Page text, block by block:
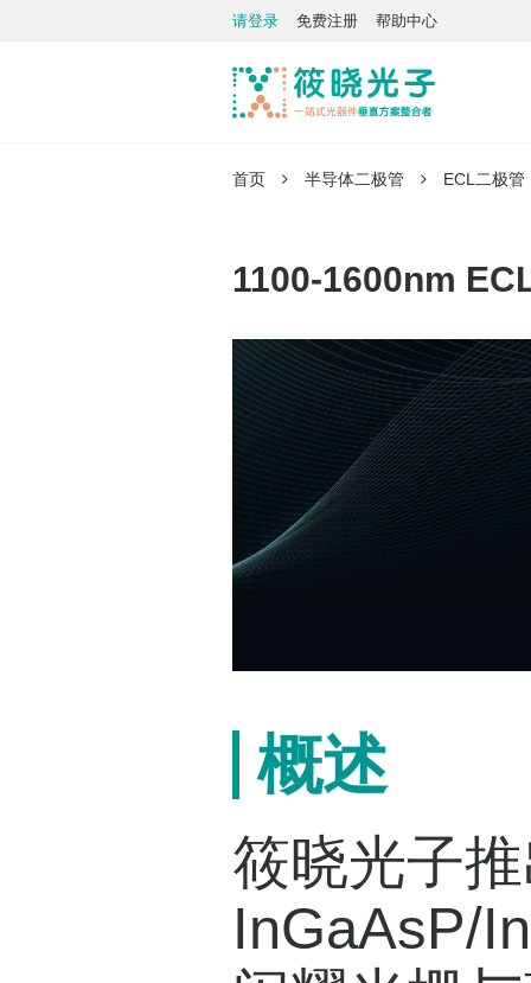
请登录 免费注册 帮助中心
首页 半导体二极管 ECL二极管
1100-1600nm
概述
筱晓光子
InGaAsP/